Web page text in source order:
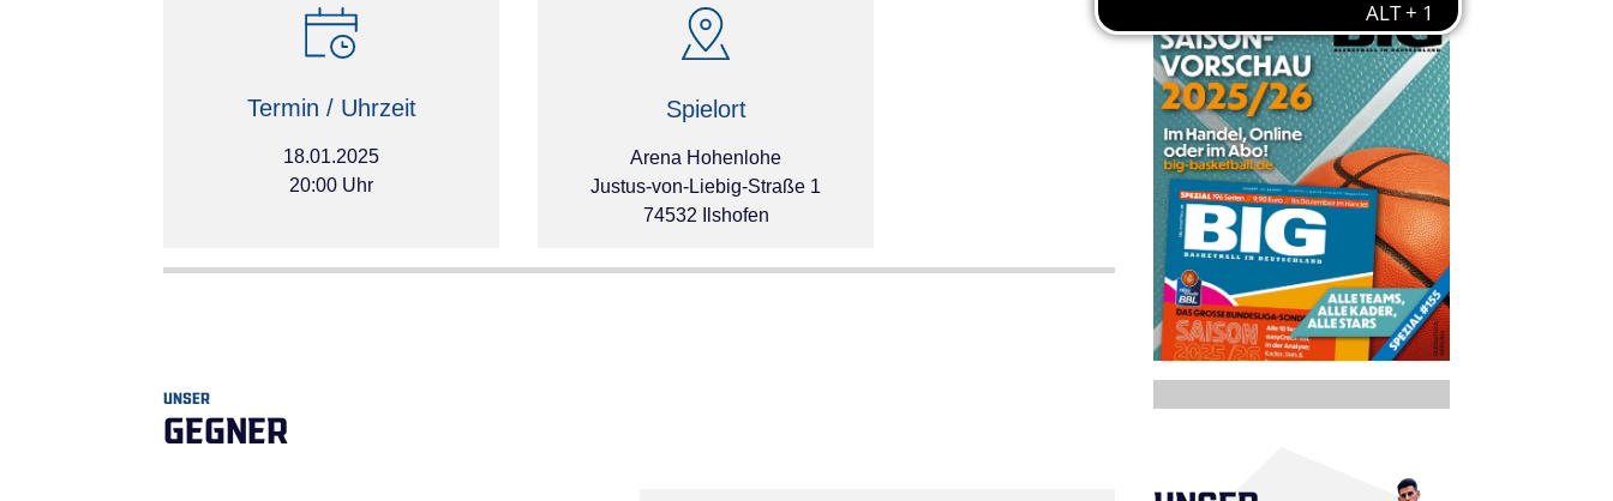
Termin / Uhrzeit
18.01.2025
20:00 Uhr
Spielort
Arena Hohenlohe
Justus-von-Liebig-Straße 1
74532 Ilshofen
UNSER
GEGNER